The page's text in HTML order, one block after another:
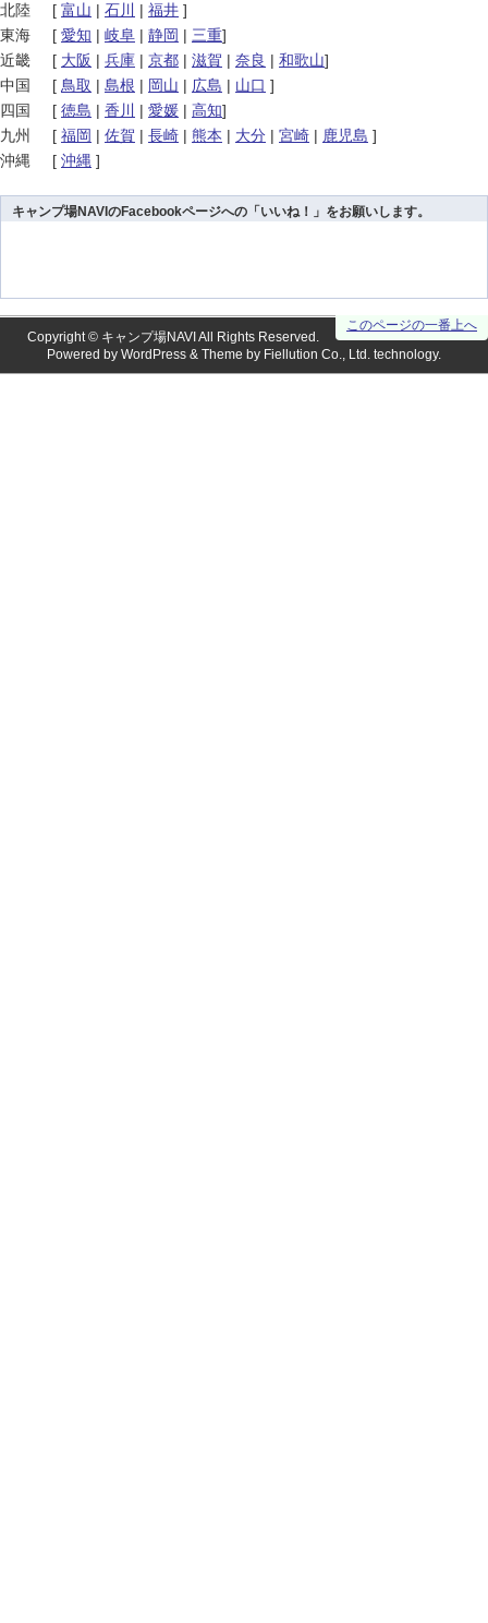
北陸
[ 富山 | 石川 | 福井 ]
東海
[ 愛知 | 岐阜 | 静岡 | 三重]
近畿
[ 大阪 | 兵庫 | 京都 | 滋賀 | 奈良 | 和歌山]
中国
[ 鳥取 | 島根 | 岡山 | 広島 | 山口 ]
四国
[ 徳島 | 香川 | 愛媛 | 高知]
九州
[ 福岡 | 佐賀 | 長崎 | 熊本 | 大分 | 宮崎 | 鹿児島 ]
沖縄
[ 沖縄 ]
キャンプ場NAVIのFacebookページへの「いいね！」をお願いします。
このページの一番上へ
Copyright © キャンプ場NAVI All Rights Reserved.
Powered by WordPress & Theme by Fiellution Co., Ltd. technology.